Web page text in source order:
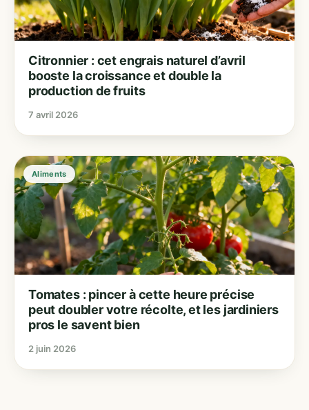
Citronnier : cet engrais naturel d’avril
booste la croissance et double la
production de fruits
7 avril 2026
Aliments
Tomates : pincer à cette heure précise
peut doubler votre récolte, et les jardiniers
pros le savent bien
2 juin 2026